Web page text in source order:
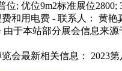
位; 优位9m2标准展位
和用电费 - 联系人： 黄艳
由于本站部分展会信息来
会最新相关信息： 2023